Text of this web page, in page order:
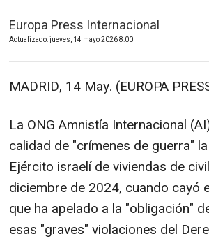
Europa Press Internacional
Actualizado: jueves, 14 mayo 2026 8:00
MADRID, 14 May. (EUROPA
La ONG Amnistía Internacional
calidad de "crímenes de guerra"
Ejército israelí de viviendas de
diciembre de 2024, cuando cayó
que ha apelado a la "obligación"
esas "graves" violaciones del